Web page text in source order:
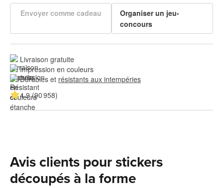
Envoyer comme cadeau
Organiser un jeu-
concours
Livraison gratuite
Impression en couleurs
Durables et résistants aux intempéries
4.9 (90 958)
Avis clients pour stickers
découpés à la forme